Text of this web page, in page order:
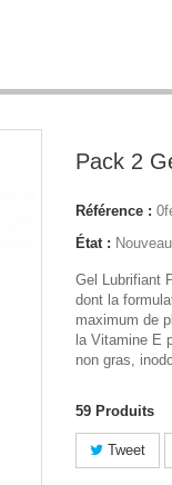
Pack 2
Référence :
État :
Gel Lubrifiant
dont la
maximum de
la Vitamine E
non gras,
59 Produits
Tweet